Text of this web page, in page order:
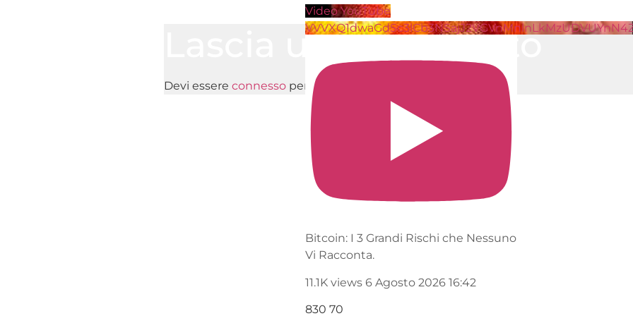
Lascia un commento
Devi essere connessoper inviare un commento.
Video YouTube
Bitcoin: I 3 Grandi Rischi che Nessuno
Vi Racconta.
11.1K views 6 Agosto 2026 16:42
830 70